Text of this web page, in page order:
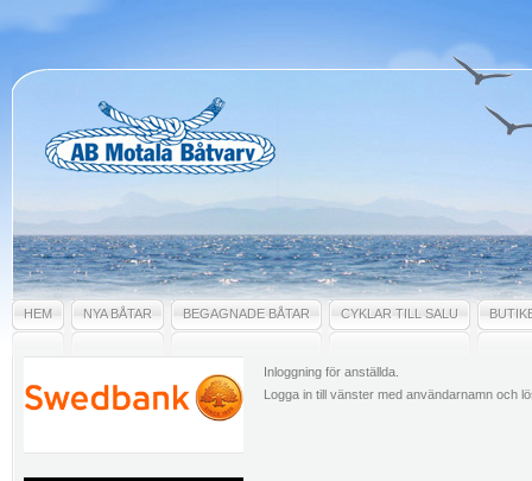
HEM NYA BÅTAR BEGAGNADE BÅTAR CYKLAR TILL SALU
Inloggning för anställda.
Logga in till vänster med användarnamn och